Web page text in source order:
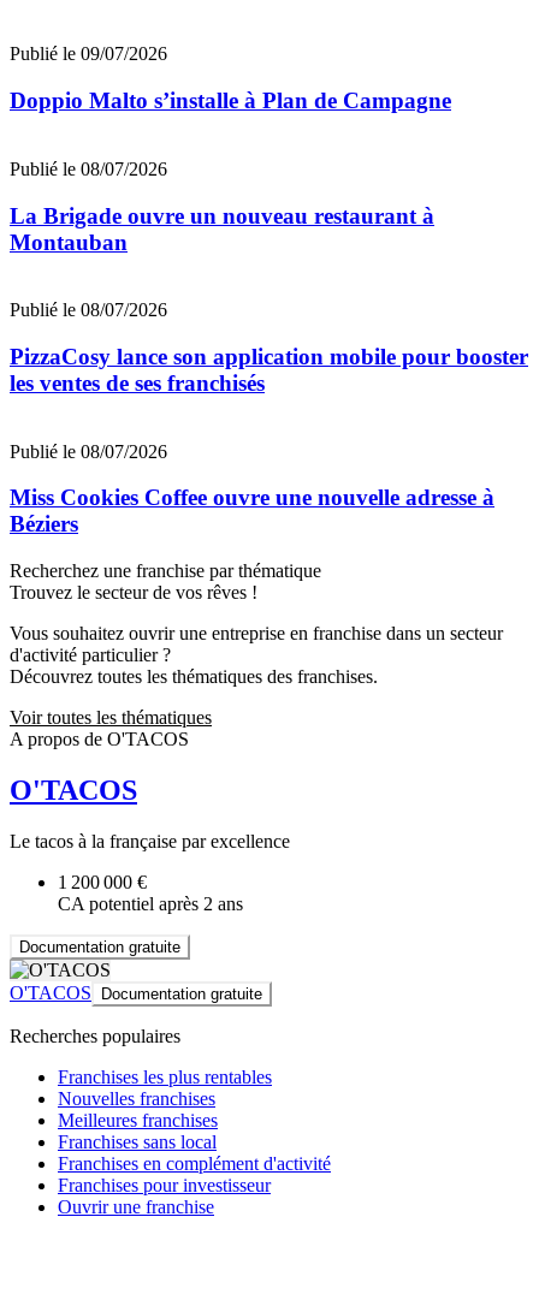
Publié le 09/07/2026
Doppio Malto s’installe à Plan de Campagne
Publié le 08/07/2026
La Brigade ouvre un nouveau restaurant à
Montauban
Publié le 08/07/2026
PizzaCosy lance son application mobile pour booster
les ventes de ses franchisés
Publié le 08/07/2026
Miss Cookies Coffee ouvre une nouvelle adresse à
Béziers
Recherchez une franchise par thématique
Trouvez le secteur de vos rêves !
Vous souhaitez ouvrir une entreprise en franchise dans un secteur
d'activité particulier ?
Découvrez toutes les thématiques des franchises.
Voir toutes les thématiques
A propos de O'TACOS
O'TACOS
Le tacos à la française par excellence
1 200 000 €
CA potentiel après 2 ans
Documentation gratuite
O'TACOS Documentation gratuite
Recherches populaires
Franchises les plus rentables
Nouvelles franchises
Meilleures franchises
Franchises sans local
Franchises en complément d'activité
Franchises pour investisseur
Ouvrir une franchise